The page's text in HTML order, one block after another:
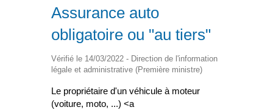
Assurance auto
obligatoire ou "au tiers"
Vérifié le 14/03/2022 - Direction de l'information
légale et administrative (Première ministre)
Le propriétaire d'un véhicule à moteur
(voiture, moto, ...) <a